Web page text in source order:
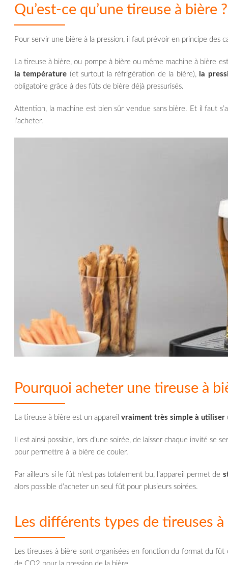
Qu’est-ce qu’une tireuse à bière ?
Pour servir une bière à la pression, il faut prévoir en principe des
La tireuse à bière, ou pompe à bière ou même machine à bière
la température (et surtout la réfrigération de la bière),
la
obligatoire grâce à des fûts de bière déjà pressurisés.
Attention, la machine est bien sûr vendue sans bière. Et il faut
l’acheter.
Pourquoi acheter une tireuse à
La tireuse à bière est un appareil vraiment très simple à utiliser
Il est ainsi possible, lors d’une soirée, de laisser chaque invité
pour permettre à la bière de couler.
Par ailleurs si le fût n’est pas totalement bu, l’appareil permet de
alors possible d’acheter un seul fût pour plusieurs soirées.
Les différents types de tireuses à
Les tireuses à bière sont organisées en fonction du format du